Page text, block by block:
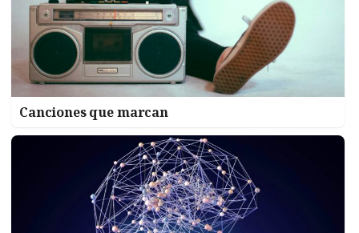
Canciones que marcan